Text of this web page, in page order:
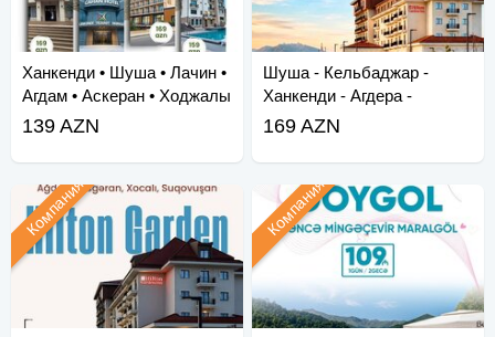
Ханкенди • Шуша • Лачин •
Агдам • Аскеран • Ходжалы
• Зангила
139 AZN
Шуша - Кельбаджар -
Ханкенди - Агдера -
Суговушан - Агдам - Хо
169 AZN
Компания Компания